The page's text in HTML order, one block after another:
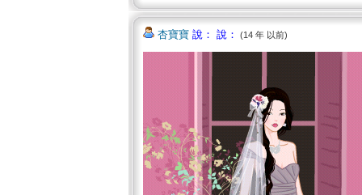
杏寶寶 說： 說： (14 年 以前)